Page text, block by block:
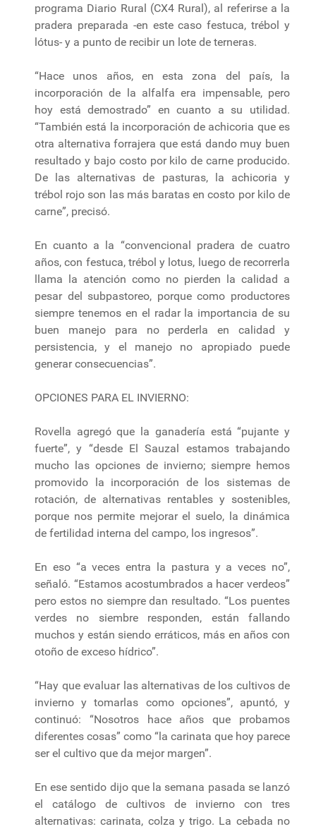
programa Diario Rural (CX4 Rural), al referirse a la
pradera preparada -en este caso festuca, trébol y
lótus- y a punto de recibir un lote de terneras.
“Hace unos años, en esta zona del país, la
incorporación de la alfalfa era impensable, pero
hoy está demostrado” en cuanto a su utilidad.
“También está la incorporación de achicoria que es
otra alternativa forrajera que está dando muy buen
resultado y bajo costo por kilo de carne producido.
De las alternativas de pasturas, la achicoria y
trébol rojo son las más baratas en costo por kilo de
carne”, precisó.
En cuanto a la “convencional pradera de cuatro
años, con festuca, trébol y lotus, luego de recorrerla
llama la atención como no pierden la calidad a
pesar del subpastoreo, porque como productores
siempre tenemos en el radar la importancia de su
buen manejo para no perderla en calidad y
persistencia, y el manejo no apropiado puede
generar consecuencias”.
OPCIONES PARA EL INVIERNO:
Rovella agregó que la ganadería está “pujante y
fuerte”, y “desde El Sauzal estamos trabajando
mucho las opciones de invierno; siempre hemos
promovido la incorporación de los sistemas de
rotación, de alternativas rentables y sostenibles,
porque nos permite mejorar el suelo, la dinámica
de fertilidad interna del campo, los ingresos”.
En eso “a veces entra la pastura y a veces no”,
señaló. “Estamos acostumbrados a hacer verdeos”
pero estos no siempre dan resultado. “Los puentes
verdes no siembre responden, están fallando
muchos y están siendo erráticos, más en años con
otoño de exceso hídrico”.
“Hay que evaluar las alternativas de los cultivos de
invierno y tomarlas como opciones”, apuntó, y
continuó: “Nosotros hace años que probamos
diferentes cosas” como “la carinata que hoy parece
ser el cultivo que da mejor margen”.
En ese sentido dijo que la semana pasada se lanzó
el catálogo de cultivos de invierno con tres
alternativas: carinata, colza y trigo. La cebada no